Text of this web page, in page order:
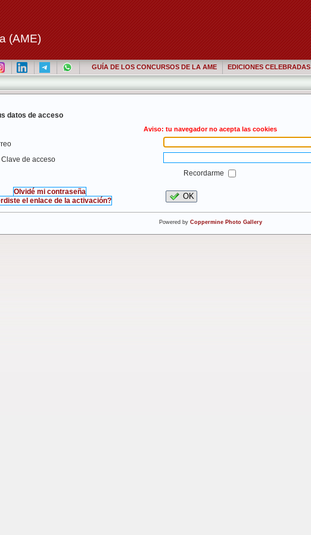
(AME)
GUÍA DE LOS CONCURSOS DE LA AME EDICIONES CELEBRADAS
datos de acceso
Aviso: tu navegador no acepta las cookies
de acceso
Recordarme
Olvidé mi contraseña
el enlace de la activación?
OK
Powered by Coppermine Photo Gallery